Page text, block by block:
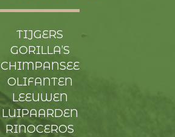
TIJGERS
GORILLA’S
CHIMPANSEE
OLIFANTEN
LEEUWEN
LUIPAARDEN
RINOCEROS